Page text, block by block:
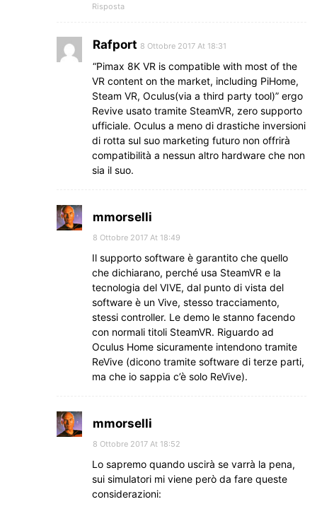
Risposta
Rafport 8 Ottobre 2017 At 18:31
“Pimax 8K VR is compatible with most of the
VR content on the market, including PiHome,
Steam VR, Oculus(via a third party tool)” ergo
Revive usato tramite SteamVR, zero supporto
ufficiale. Oculus a meno di drastiche inversioni
di rotta sul suo marketing futuro non offrirà
compatibilità a nessun altro hardware che non
sia il suo.
mmorselli
8 Ottobre 2017 At 18:49
Il supporto software è garantito che quello
che dichiarano, perché usa SteamVR e la
tecnologia del VIVE, dal punto di vista del
software è un Vive, stesso tracciamento,
stessi controller. Le demo le stanno facendo
con normali titoli SteamVR. Riguardo ad
Oculus Home sicuramente intendono tramite
ReVive (dicono tramite software di terze parti,
ma che io sappia c’è solo ReVive).
mmorselli
8 Ottobre 2017 At 18:52
Lo sapremo quando uscirà se varrà la pena,
sui simulatori mi viene però da fare queste
considerazioni: